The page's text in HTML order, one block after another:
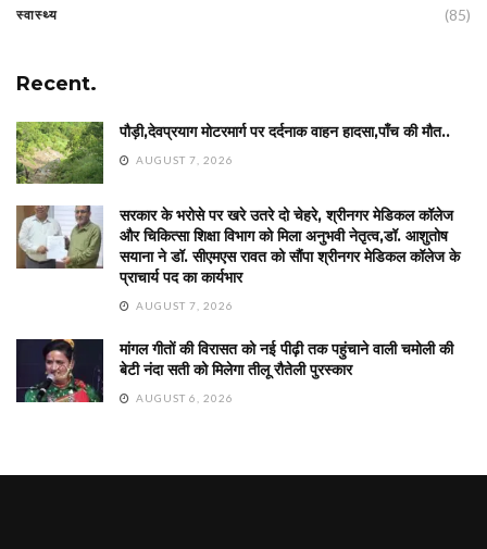
स्वास्थ्य (85)
Recent.
पौड़ी,देवप्रयाग मोटरमार्ग पर दर्दनाक वाहन हादसा,पाँच की मौत..
AUGUST 7, 2026
सरकार के भरोसे पर खरे उतरे दो चेहरे, श्रीनगर मेडिकल कॉलेज
और चिकित्सा शिक्षा विभाग को मिला अनुभवी नेतृत्व,डॉ. आशुतोष
सयाना ने डॉ. सीएमएस रावत को सौंपा श्रीनगर मेडिकल कॉलेज के
प्राचार्य पद का कार्यभार
AUGUST 7, 2026
मांगल गीतों की विरासत को नई पीढ़ी तक पहुंचाने वाली चमोली की
बेटी नंदा सती को मिलेगा तीलू रौतेली पुरस्कार
AUGUST 6, 2026